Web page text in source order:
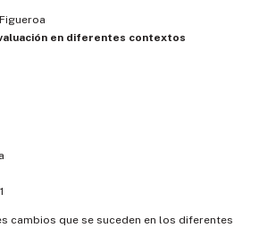
en diferentes contextos
cambios que se suceden en los diferentes